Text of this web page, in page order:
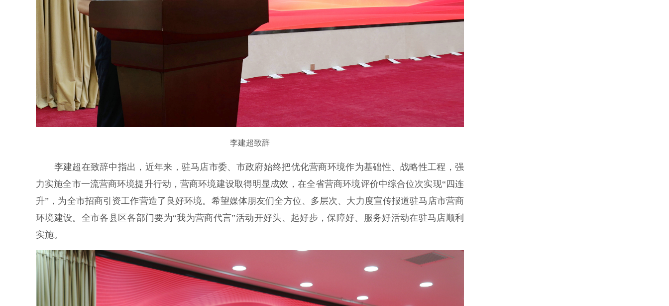
李建超致辞
李建超在致辞中指出，近年来，驻马店市委、市政府始终把优化营商环境作为基础性、战略性工程，强
力实施全市一流营商环境提升行动，营商环境建设取得明显成效，在全省营商环境评价中综合位次实现“四连
升”，为全市招商引资工作营造了良好环境。希望媒体朋友们全方位、多层次、大力度宣传报道驻马店市营商
环境建设。全市各县区各部门要为“我为营商代言”活动开好头、起好步，保障好、服务好活动在驻马店顺利
实施。